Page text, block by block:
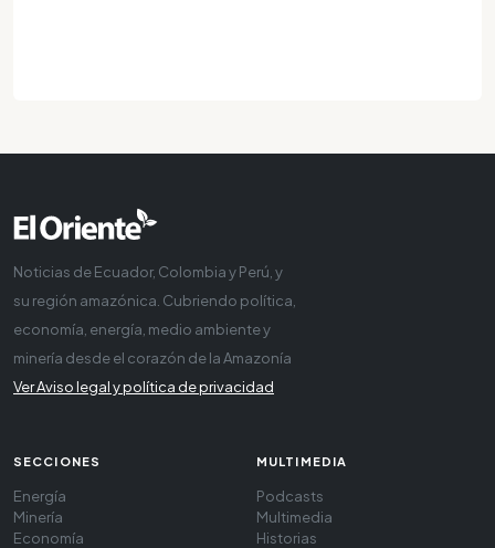
Noticias de Ecuador, Colombia y Perú, y
su región amazónica. Cubriendo política,
economía, energía, medio ambiente y
minería desde el corazón de la Amazonía
Ver Aviso legal y política de privacidad
SECCIONES
Energía
Minería
Economía
MULTIMEDIA
Podcasts
Multimedia
Historias